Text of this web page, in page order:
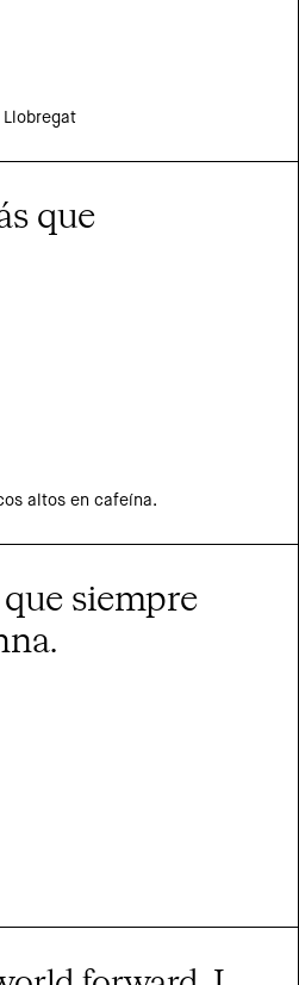
que
altos en cafeína.
siempre